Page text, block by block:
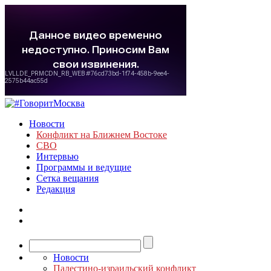
Новости
Конфликт на Ближнем Востоке
СВО
Интервью
Программы и ведущие
Сетка вещания
Редакция
Новости
Палестино-израильский конфликт